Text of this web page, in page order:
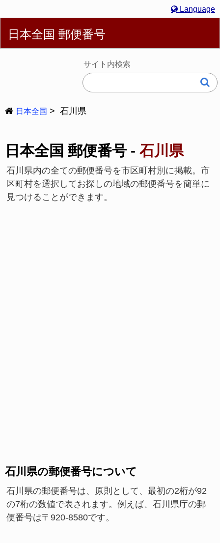
Language
Deutsch
Français Bahasa Melayu
日本語
日本全国 郵便番号
サイト内検索
日本全国 石川県
日本全国 郵便番号 - 石川県
石川県内の全ての郵便番号を市区町村別に掲載。市
区町村を選択してお探しの地域の郵便番号を簡単に
見つけることができます。
石川県の郵便番号について
石川県の郵便番号は、原則として、最初の2桁が92
の7桁の数値で表されます。例えば、石川県庁の郵
便番号は〒920-8580です。